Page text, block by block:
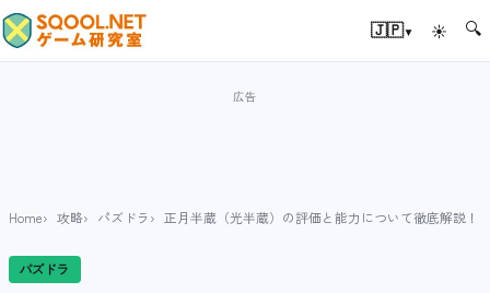
🇯🇵▾ ☀ 🔍
Home 攻略 パズドラ 正月半蔵（光半蔵）の評価と能力について徹底解説！
パズドラ